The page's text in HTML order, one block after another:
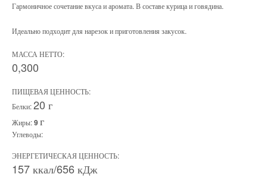
Гармоничное сочетание вкуса и аромата. В составе курица и говядина.
Идеально подходит для нарезок и приготовления закусок.
МАССА НЕТТО:
0,300
ПИЩЕВАЯ ЦЕННОСТЬ:
Белки:20 г
Жиры:9г
Углеводы:
ЭНЕРГЕТИЧЕСКАЯ ЦЕННОСТЬ:
157 ккал/656 кДж